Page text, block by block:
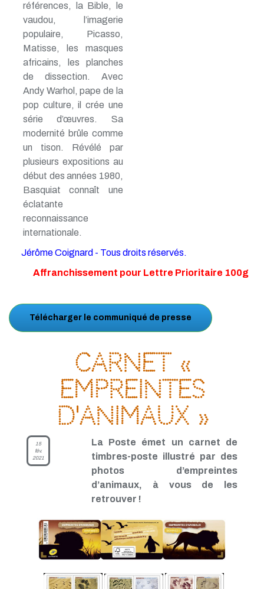
références, la Bible, le
vaudou, l’imagerie
populaire, Picasso,
Matisse, les masques
africains, les planches
de dissection. Avec
Andy Warhol, pape de la
pop culture, il crée une
série d’œuvres. Sa
modernité brûle comme
un tison. Révélé par
plusieurs expositions au
début des années 1980,
Basquiat connaît une
éclatante
reconnaissance
internationale.
Jérôme Coignard - Tous droits réservés.
Affranchissement pour Lettre Prioritaire 100g
Télécharger le communiqué de presse
Carnet «
Empreintes
d'animaux »
15
fév.
2021
La Poste émet un carnet de
timbres-poste illustré par des
photos d’empreintes
d’animaux, à vous de les
retrouver !